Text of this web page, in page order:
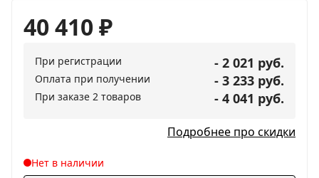
40 410₽
При регистрации - 2 021 руб.
Оплата при получении - 3 233 руб.
При заказе 2 товаров - 4 041 руб.
Подробнее про скидки
Нет в наличии